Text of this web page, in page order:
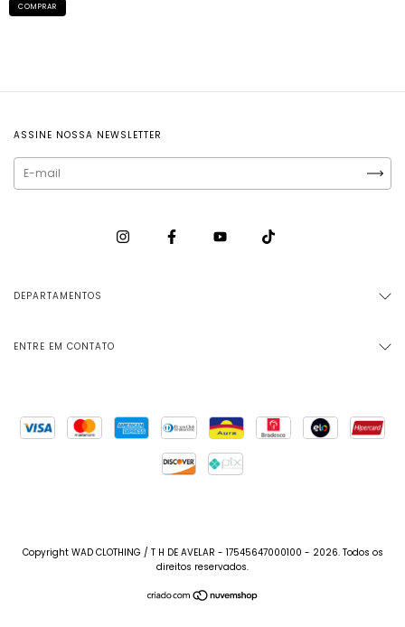
COMPRAR
ASSINE NOSSA NEWSLETTER
DEPARTAMENTOS
ENTRE EM CONTATO
Copyright WAD CLOTHING / T H DE AVELAR - 17545647000100 - 2026. Todos os
direitos reservados.